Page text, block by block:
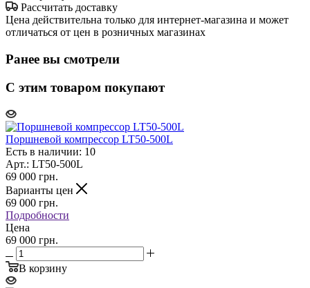
Рассчитать доставку
Цена действительна только для интернет-магазина и может
отличаться от цен в розничных магазинах
Ранее вы смотрели
С этим товаром покупают
Поршневой компрессор LT50-500L
Есть в наличии: 10
Арт.: LT50-500L
69 000 грн.
Варианты цен
69 000 грн.
Подробности
Цена
69 000 грн.
В корзину